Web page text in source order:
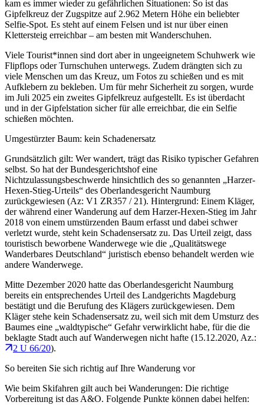
kam es immer wieder zu gefährlichen Situationen: So ist das
Gipfelkreuz der Zugspitze auf 2.962 Metern Höhe ein beliebter
Selfie-Spot. Es steht auf einem Felsen und ist nur über einen
Klettersteig erreichbar – am besten mit Wanderschuhen.
Viele Tourist*innen sind dort aber in ungeeignetem Schuhwerk wie
Flipflops oder Turnschuhen unterwegs. Zudem drängten sich zu
viele Menschen um das Kreuz, um Fotos zu schießen und es mit
Aufklebern zu bekleben. Um für mehr Sicherheit zu sorgen, wurde
im Juli 2025 ein zweites Gipfelkreuz aufgestellt. Es ist überdacht
und in der Gipfelstation sicher für alle erreichbar, die ein Selfie
schießen möchten.
Umgestürzter Baum: kein Schadenersatz
Grundsätzlich gilt: Wer wandert, trägt das Risiko typischer Gefahren
selbst. So hat der Bundesgerichtshof eine
Nichtzulassungsbeschwerde hinsichtlich des so genannten „Harzer-
Hexen-Stieg-Urteils“ des Oberlandesgericht Naumburg
zurückgewiesen (Az: V1 ZR357 / 21). Hintergrund: Einem Kläger,
der während einer Wanderung auf dem Harzer-Hexen-Stieg im Jahr
2018 von einem umstürzenden Baum erfasst und dabei schwer
verletzt wurde, steht kein Schadensersatz zu. Das Urteil zeigt, dass
touristisch beworbene Wanderwege wie die „Qualitätswege
Wanderbares Deutschland“ juristisch ebenso behandelt werden wie
andere Wanderwege.
Mitte Dezember 2020 hatte das Oberlandesgericht Naumburg
bereits ein entsprechendes Urteil des Landgerichts Magdeburg
bestätigt und die Berufung des Klägers zurückgewiesen. Dem
Kläger stehe kein Schadensersatz zu, weil sich mit dem Umsturz des
Baumes eine „waldtypische“ Gefahr verwirklicht habe, für die die
beklagte Stadt auch auf Wanderwegen nicht hafte (15.12.2020, Az.:
2 U 66/20).
So bereiten Sie sich richtig auf Ihre Wanderung vor
Wie beim Skifahren gilt auch bei Wanderungen: Die richtige
Vorbereitung ist das A&O. Folgende Punkte können dabei helfen: